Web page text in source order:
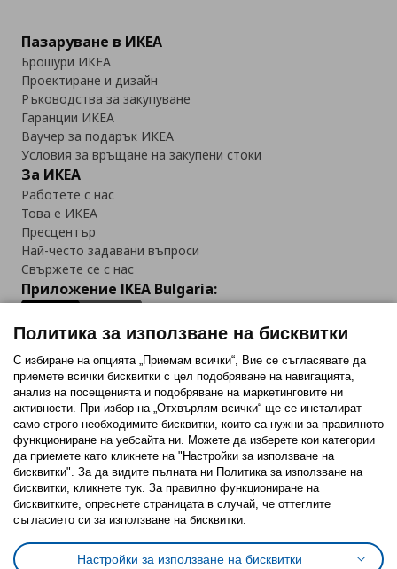
Пазаруване в ИКЕА
Брошури ИКЕА
Проектиране и дизайн
Ръководства за закупуване
Гаранции ИКЕА
Ваучер за подарък ИКЕА
Условия за връщане на закупени стоки
За ИКЕА
Работете с нас
Това е ИКЕА
Пресцентър
Най-често задавани въпроси
Свържете се с нас
Приложение IKEA Bulgaria:
Последвайте ни:
FacebookTwitterYoutubePinterestInstagram
Политика за използване на бисквитки (Cookies)
Избор на настройки за използване на бисквитки
Условия за ползване на ikea.bgОбща политика за личните данни
Политика за използване на бисквитки
С избиране на опцията „Приемам всички“, Вие се съгласявате да
приемете всички бисквитки с цел подобряване на навигацията,
анализ на посещенията и подобряване на маркетинговите ни
активности. При избор на „Отхвърлям всички“ ще се инсталират
само строго необходимитe бисквитки, които са нужни за правилното
функциониране на уебсайта ни. Можете да изберете кои категории
да приемете като кликнете на "Настройки за използване на
бисквитки". За да видите пълната ни Политика за използване на
бисквитки, кликнете тук. За правилно функциониране на
бисквитките, опреснете страницата в случай, че оттеглите
съгласието си за използване на бисквитки.
Настройки за използване на бисквитки